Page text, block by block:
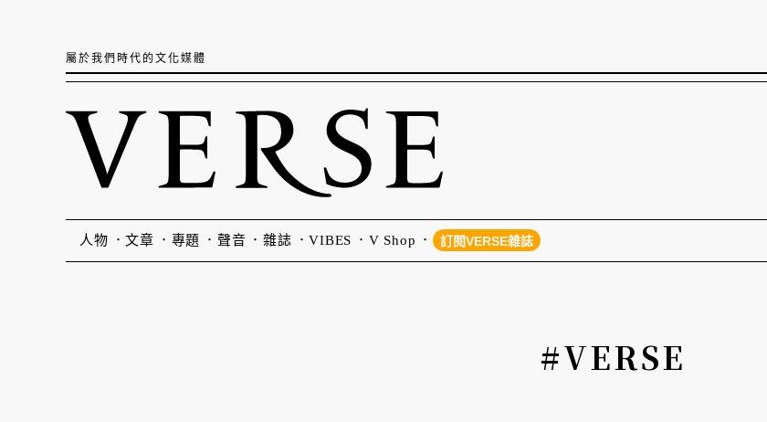
屬於我們時代的文化媒體
人物 文章 專題 聲音 雜誌 VIBES V Shop 訂閱VERSE雜誌
#VERSE